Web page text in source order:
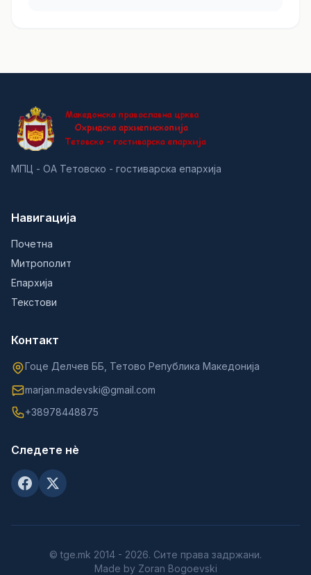
МПЦ - ОА Тетовско - гостиварска епархија
Навигација
Почетна
Митрополит
Епархија
Текстови
Контакт
Гоце Делчев ББ, Тетово Република Македонија
marjan.madevski@gmail.com
+38978448875
Следете нè
© tge.mk 2014 - 2026. Сите права задржани.
Made by Zoran Bogoevski